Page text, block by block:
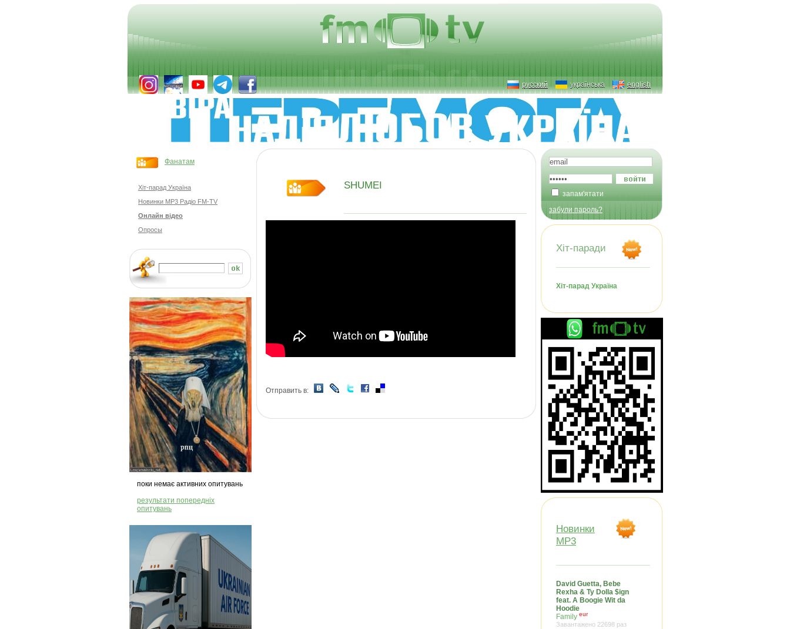
русский українська english
Фанатам
Хіт-парад Україна
Новинки MP3 Радіо FM-TV
Онлайн відео
Опросы
поки немає активних опитувань
результати попередніх
опитувань
SHUMEI
Отправить в:
запам'ятати
забули пароль?
Хіт-паради
Хіт-парад Україна
Новинки
MP3
David Guetta, Bebe
Rexha & Ty Dolla $ign
feat. A Boogie Wit da
Hoodie
Family eur
Завантажено 22698 раз